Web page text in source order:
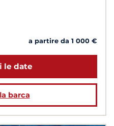
a partire da 1 000 €
le date
barca